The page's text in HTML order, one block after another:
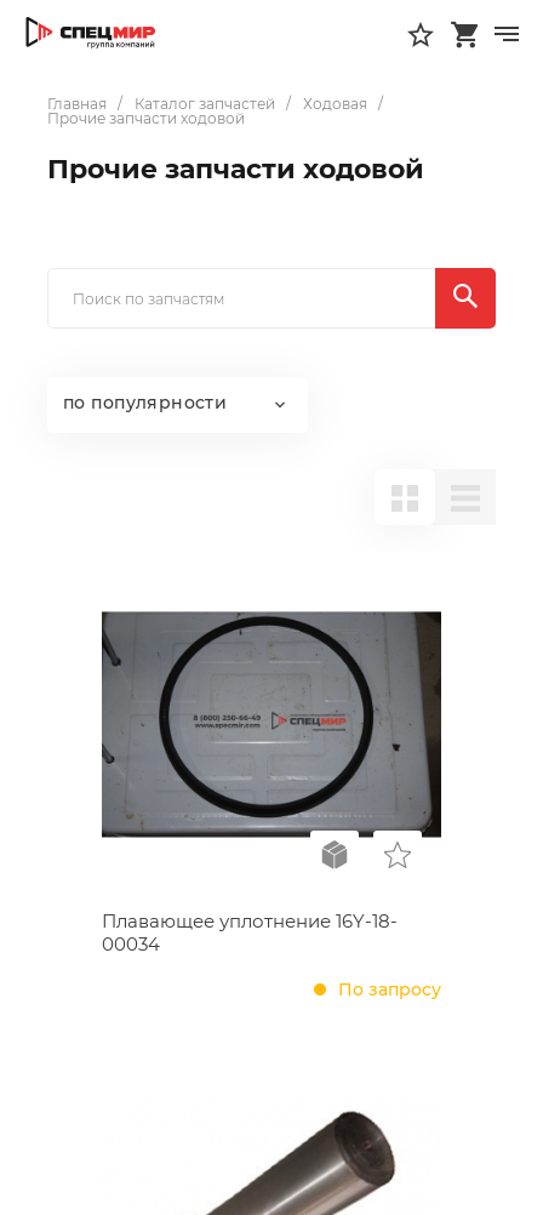
Главная Каталог запчастей
Ходовая
Прочие запчасти ходовой
Прочие запчасти ходовой
по популярности
Плавающее уплотнение 16Y-18-
00034
По запросу